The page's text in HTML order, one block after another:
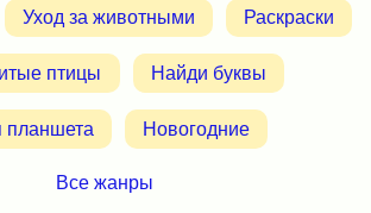
Уход за животными Раскраски
птицы Найди буквы
планшета Новогодние
Все жанры